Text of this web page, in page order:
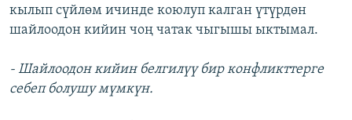
кылып сүйлөм ичинде коюлуп калган үтүрдөн
шайлоодон кийин чоң чатак чыгышы ыктымал.
- Шайлоодон кийин белгилүү бир конфликттерге
себеп болушу мүмкүн.